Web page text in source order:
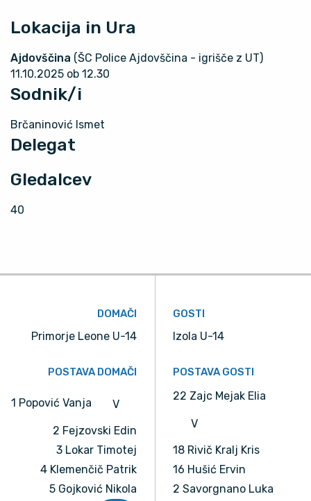
Lokacija in Ura
Ajdovščina (ŠC Police Ajdovščina - igrišče z UT)
11.10.2025 ob 12.30
Sodnik/i
Brčaninović Ismet
Delegat
Gledalcev
40
DOMAČI
Primorje Leone U-14
GOSTI
Izola U-14
POSTAVA DOMAČI
1 Popović Vanja V
2 Fejzovski Edin
3 Lokar Timotej
4 Klemenčič Patrik
5 Gojković Nikola
POSTAVA GOSTI
22 Zajc Mejak Elia
V
18 Rivič Kralj Kris
16 Hušić Ervin
2 Savorgnano Luka